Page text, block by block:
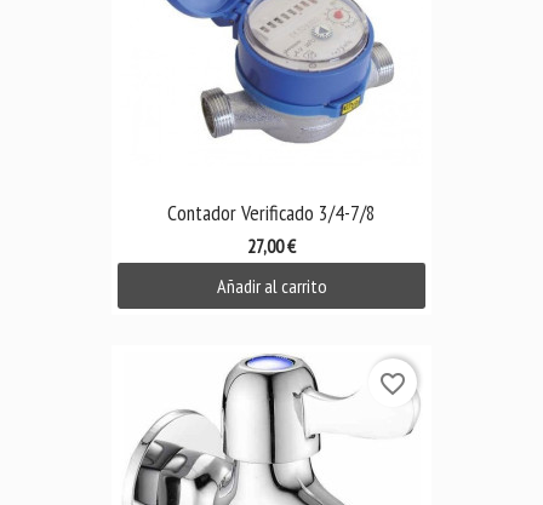
Contador Verificado 3/4-7/8
27,00 €
Añadir al carrito
favorite_border